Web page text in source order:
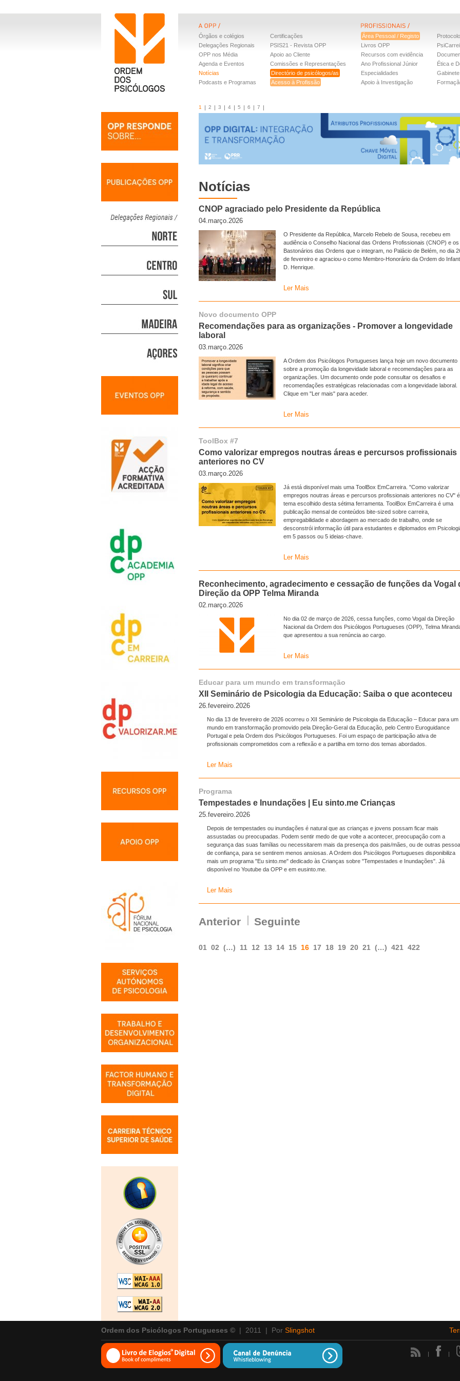
Órgãos e colégios
Delegações Regionais
OPP nos Média
Agenda e Eventos
Notícias
Podcasts e Programas
Certificações
PSIS21 - Revista OPP
Apoio ao Cliente
Comissões e Representações
Directório de psicólogos/as
Acesso à Profissão
Área Pessoal / Registo
Livros OPP
Recursos com evidência
Ano Profissional Júnior
Especialidades
Apoio à Investigação
Ética e
1 2 3 4 5 6 7
Notícias
CNOP agraciado pelo Presidente da República
04.março.2026
O Presidente da República, Marcelo Rebelo de Sousa, recebeu em
audiência o Conselho Nacional das Ordens Profissionais (CNOP) e os
Bastonários das Ordens que o integram, no Palácio de Belém, no dia
de fevereiro e agraciou-o como Membro-Honorário da Ordem do
D. Henrique.
Ler Mais
Novo documento OPP
Recomendações para as organizações - Promover a longevidade
laboral
03.março.2026
A Ordem dos Psicólogos Portugueses lança hoje um novo documento
sobre a promoção da longevidade laboral e recomendações para as
organizações. Um documento onde pode consultar os desafios e
recomendações estratégicas relacionadas com a longevidade laboral.
Clique em "Ler mais" para aceder.
Ler Mais
ToolBox #7
Como valorizar empregos noutras áreas e percursos profissionais
anteriores no CV
03.março.2026
Já está disponível mais uma ToolBox EmCarreira. "Como valorizar
empregos noutras áreas e percursos profissionais anteriores no CV"
tema escolhido desta sétima ferramenta. ToolBox EmCarreira é uma
publicação mensal de conteúdos bite-sized sobre carreira,
empregabilidade e abordagem ao mercado de trabalho, onde se
desconstrói informação útil para estudantes e diplomados em
em 5 passos ou 5 ideias-chave.
Ler Mais
Reconhecimento, agradecimento e cessação de funções da Vogal
Direção da OPP Telma Miranda
02.março.2026
No dia 02 de março de 2026, cessa funções, como Vogal da Direção
Nacional da Ordem dos Psicólogos Portugueses (OPP), Telma
que apresentou a sua renúncia ao cargo.
Ler Mais
Educar para um mundo em transformação
XII Seminário de Psicologia da Educação: Saiba o que aconteceu
26.fevereiro.2026
No dia 13 de fevereiro de 2026 ocorreu o XII Seminário de Psicologia da Educação – Educar para um
mundo em transformação promovido pela Direção-Geral da Educação, pelo Centro Euroguidance
Portugal e pela Ordem dos Psicólogos Portugueses. Foi um espaço de participação ativa de
profissionais comprometidos com a reflexão e a partilha em torno dos temas abordados.
Ler Mais
Programa
Tempestades e Inundações | Eu sinto.me Crianças
25.fevereiro.2026
Depois de tempestades ou inundações é natural que as crianças e jovens possam ficar mais
assustadas ou preocupadas. Podem sentir medo de que volte a acontecer, preocupação com a
segurança das suas famílias ou necessitarem mais da presença dos pais/mães, ou de outras
de confiança, para se sentirem menos ansiosas. A Ordem dos Psicólogos Portugueses disponibiliza
mais um programa "Eu sinto.me" dedicado às Crianças sobre "Tempestades e Inundações". Já
disponível no Youtube da OPP e em eusinto.me.
Ler Mais
Anterior Seguinte
01 02 (…) 11 12 13 14 15 16 17 18 19 20 21 (…) 421 422
Ordem dos Psicólogos Portugueses © | 2011 | Por Slingshot